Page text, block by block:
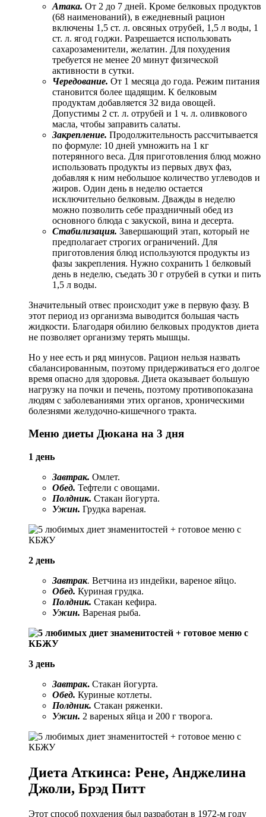
Атака. От 2 до 7 дней. Кроме белковых продуктов
(68 наименований), в ежедневный рацион
включены 1,5 ст. л. овсяных отрубей, 1,5 л воды, 1
ст. л. ягод годжи. Разрешается использовать
сахарозаменители, желатин. Для похудения
требуется не менее 20 минут физической
активности в сутки.
Чередование. От 1 месяца до года. Режим питания
становится более щадящим. К белковым
продуктам добавляется 32 вида овощей.
Допустимы 2 ст. л. отрубей и 1 ч. л. оливкового
масла, чтобы заправить салаты.
Закрепление. Продолжительность рассчитывается
по формуле: 10 дней умножить на 1 кг
потерянного веса. Для приготовления блюд можно
использовать продукты из первых двух фаз,
добавляя к ним небольшое количество углеводов и
жиров. Один день в неделю остается
исключительно белковым. Дважды в неделю
можно позволить себе праздничный обед из
основного блюда с закуской, вина и десерта.
Стабилизация. Завершающий этап, который не
предполагает строгих ограничений. Для
приготовления блюд используются продукты из
фазы закрепления. Нужно сохранить 1 белковый
день в неделю, съедать 30 г отрубей в сутки и пить
1,5 л воды.
Значительный отвес происходит уже в первую фазу. В
этот период из организма выводится большая часть
жидкости. Благодаря обилию белковых продуктов диета
не позволяет организму терять мышцы.
Но у нее есть и ряд минусов. Рацион нельзя назвать
сбалансированным, поэтому придерживаться его долгое
время опасно для здоровья. Диета оказывает большую
нагрузку на почки и печень, поэтому противопоказана
людям с заболеваниями этих органов, хроническими
болезнями желудочно-кишечного тракта.
Меню диеты Дюкана на 3 дня
1 день
Завтрак. Омлет.
Обед. Тефтели с овощами.
Полдник. Стакан йогурта.
Ужин. Грудка вареная.
2 день
Завтрак. Ветчина из индейки, вареное яйцо.
Обед. Куриная грудка.
Полдник. Стакан кефира.
Ужин. Вареная рыба.
3 день
Завтрак. Стакан йогурта.
Обед. Куриные котлеты.
Полдник. Стакан ряженки.
Ужин. 2 вареных яйца и 200 г творога.
Диета Аткинса: Рене, Анджелина
Джоли, Брэд Питт
Этот способ похудения был разработан в 1972-м году